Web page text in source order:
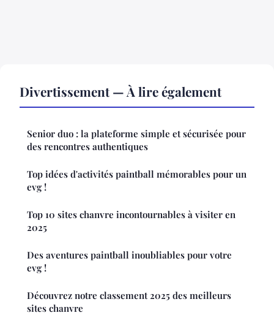
Divertissement — À lire également
Senior duo : la plateforme simple et sécurisée pour
des rencontres authentiques
Top idées d'activités paintball mémorables pour un
evg !
Top 10 sites chanvre incontournables à visiter en
2025
Des aventures paintball inoubliables pour votre
evg !
Découvrez notre classement 2025 des meilleurs
sites chanvre